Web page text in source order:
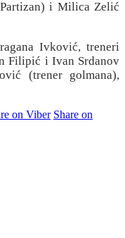
i Milica Zelić
Ivković, treneri
Filipić i Ivan Srdanov
(trener golmana),
on Viber Share on